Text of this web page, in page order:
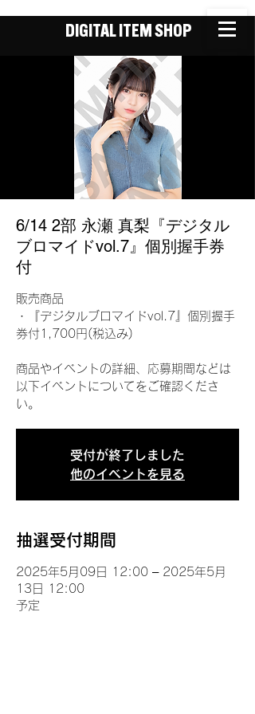
DIGITAL ITEM SHOP
6/14 2部 永瀬 真梨『デジタル
ブロマイドvol.7』個別握手券
付
販売商品
・『デジタルブロマイドvol.7』個別握手
券付1,700円(税込み)
商品やイベントの詳細、応募期間などは
以下イベントについてをご確認くださ
い。
受付が終了しました
他のイベントを見る
抽選受付期間
2025年5月09日 12:00 – 2025年5月
13日 12:00
予定